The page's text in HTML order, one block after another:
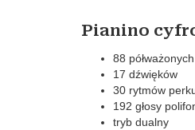
Pianino
88
17 dźwięków
30 rytmów
192 głosy
tryb dualny